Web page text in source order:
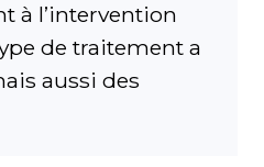
à l’intervention
de traitement a
aussi des